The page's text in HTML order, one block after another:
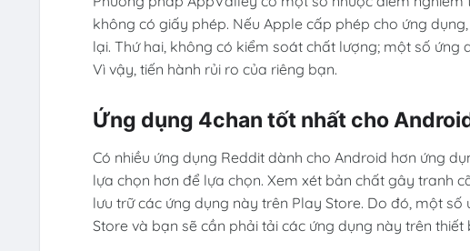
không có giấy phép. Nếu Apple cấp phép cho ứng
lại. Thứ hai, không có kiểm soát chất lượng; một số
Vì vậy, tiến hành rủi ro của riêng bạn.
Ứng dụng 4chan tốt nhất cho
Có nhiều ứng dụng Reddit dành cho Android hơn ứng
lựa chọn hơn để lựa chọn. Xem xét bản chất gây tranh
lưu trữ các ứng dụng này trên Play Store. Do đó, một
Store và bạn sẽ cần phải tải các ứng dụng này trên thiết